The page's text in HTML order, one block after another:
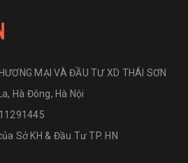
MẠI VÀ ĐẦU TƯ XD THÁI SƠN
Hà Đông, Hà Nội
Sở KH & Đầu Tư TP. HN